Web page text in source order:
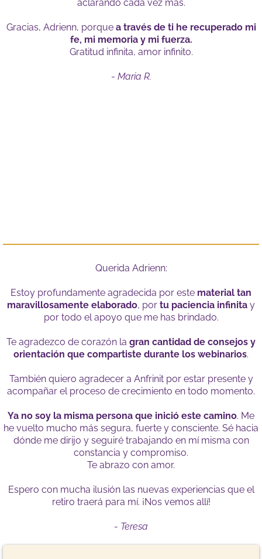
aclarando cada vez más.
Gracias, Adrienn, porque a través de ti he recuperado mi
fe, mi memoria y mi fuerza.
Gratitud infinita, amor infinito.
- Maria R.
Querida Adrienn:
Estoy profundamente agradecida por este material tan
maravillosamente elaborado, por tu paciencia infinita y
por todo el apoyo que me has brindado.
Te agradezco de corazón la gran cantidad de consejos y
orientación que compartiste durante los webinarios.
También quiero agradecer a Anfrinit por estar presente y
acompañar el proceso de crecimiento en todo momento.
Ya no soy la misma persona que inició este camino. Me
he vuelto mucho más segura, fuerte y consciente. Sé hacia
dónde me dirijo y seguiré trabajando en mí misma con
constancia y compromiso.
Te abrazo con amor.
Espero con mucha ilusión las nuevas experiencias que el
retiro traerá para mí. ¡Nos vemos allí!
- Teresa